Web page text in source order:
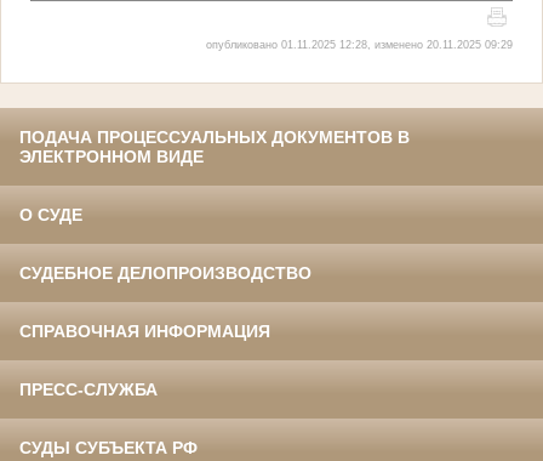
опубликовано 01.11.2025 12:28, изменено 20.11.2025 09:29
ПОДАЧА ПРОЦЕССУАЛЬНЫХ ДОКУМЕНТОВ В
ЭЛЕКТРОННОМ ВИДЕ
О СУДЕ
СУДЕБНОЕ ДЕЛОПРОИЗВОДСТВО
СПРАВОЧНАЯ ИНФОРМАЦИЯ
ПРЕСС-СЛУЖБА
СУДЫ СУБЪЕКТА РФ